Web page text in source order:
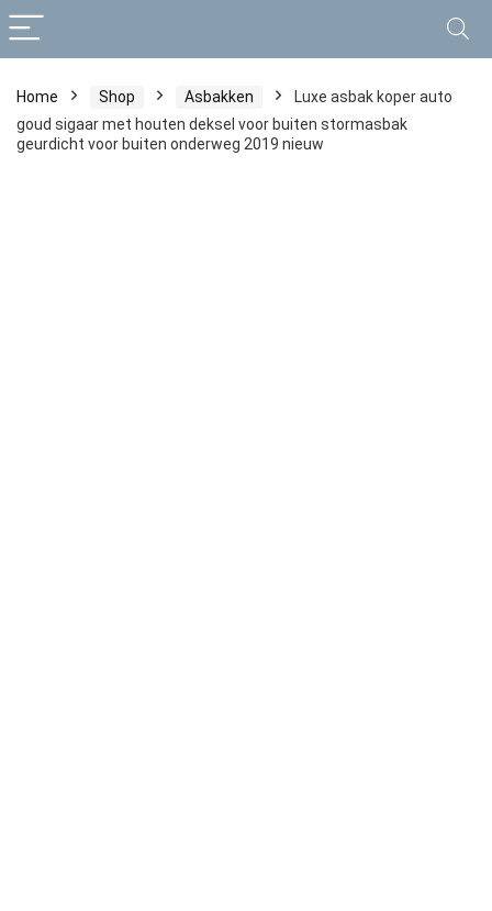
Home Shop Asbakken
Luxe asbak koper auto
goud sigaar met houten deksel voor buiten stormasbak
geurdicht voor buiten onderweg 2019 nieuw